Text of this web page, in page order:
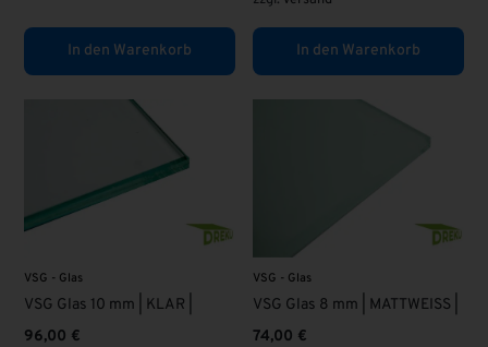
In den Warenkorb In den Warenkorb
VSG - Glas
VSG Glas 10 mm | KLAR |
96,00 €
VSG - Glas
VSG Glas 8 mm | MATTWEISS |
74,00 €